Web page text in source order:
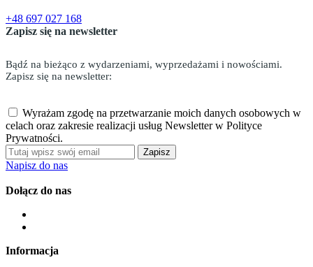
+48 697 027 168
Zapisz się na newsletter
Bądź na bieżąco z wydarzeniami, wyprzedażami i nowościami.
Zapisz się na newsletter:
Wyrażam zgodę na przetwarzanie moich danych osobowych w
celach oraz zakresie realizacji usług Newsletter w Polityce
Prywatności.
Zapisz
Napisz do nas
Dołącz do nas
Informacja